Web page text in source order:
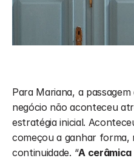
Para Mariana, a
negócio não aconteceu
estratégia inicial.
começou a ganhar forma,
continuidade. “A